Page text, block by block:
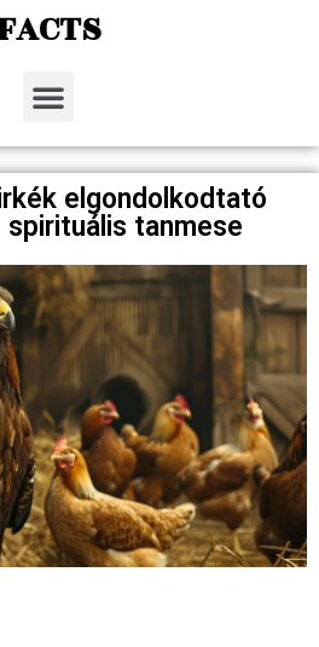
elgondolkodtató
tanmese